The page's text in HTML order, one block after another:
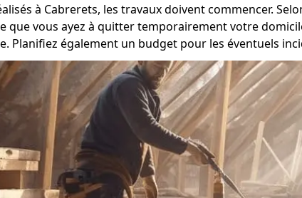
à Cabrerets, les travaux doivent commencer.
que vous ayez à quitter temporairement votre
Planifiez également un budget pour les éventuels